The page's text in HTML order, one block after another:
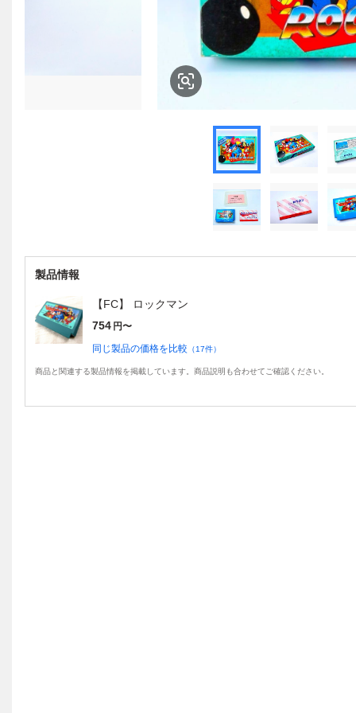
製品情報
【FC】 ロックマン
754 円〜
同じ製品の価格を比較 （17件）
商品と関連する製品情報を掲載しています。商品説明も合わせてご確認ください。